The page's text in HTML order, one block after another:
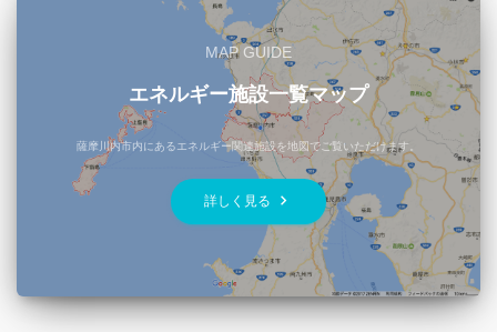
MAP GUIDE
エネルギー施設一覧マップ
薩摩川内市内にあるエネルギー関連施設を地図でご覧いただけます。
詳しく見る keyboard_arrow_right